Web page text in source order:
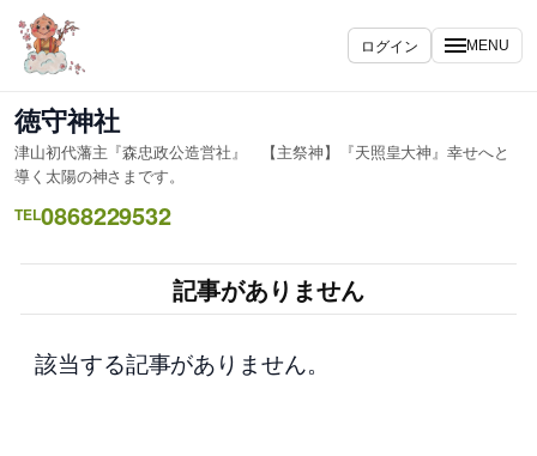
内
容
ス
キ
ッ
プ
ログイン MENU
徳守神社
津山初代藩主『森忠政公造営社』 【主祭神】『天照皇大神』幸せへと
導く太陽の神さまです。
TEL0868229532
記事がありません
該当する記事がありません。